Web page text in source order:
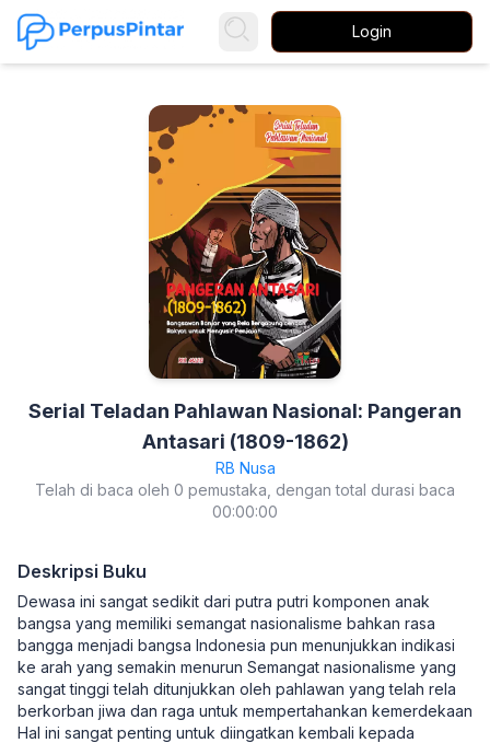
Login
Serial Teladan Pahlawan Nasional: Pangeran
Antasari (1809-1862)
RB Nusa
Telah di baca oleh 0 pemustaka, dengan total durasi baca
00:00:00
Deskripsi Buku
Dewasa ini sangat sedikit dari putra putri komponen anak
bangsa yang memiliki semangat nasionalisme bahkan rasa
bangga menjadi bangsa Indonesia pun menunjukkan indikasi
ke arah yang semakin menurun Semangat nasionalisme yang
sangat tinggi telah ditunjukkan oleh pahlawan yang telah rela
berkorban jiwa dan raga untuk mempertahankan kemerdekaan
Hal ini sangat penting untuk diingatkan kembali kepada